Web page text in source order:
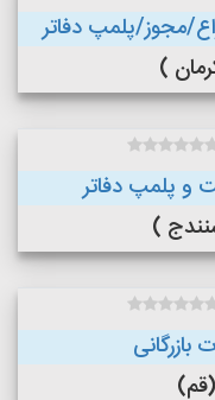
مجوز/پلمپ دفاتر
و پلمپ دفاتر